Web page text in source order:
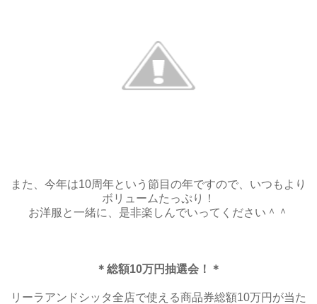
また、今年は10周年という節目の年ですので、いつもより
ボリュームたっぷり！
お洋服と一緒に、是非楽しんでいってください＾＾
＊総額10万円抽選会！＊
リーラアンドシッタ全店で使える商品券総額10万円が当た